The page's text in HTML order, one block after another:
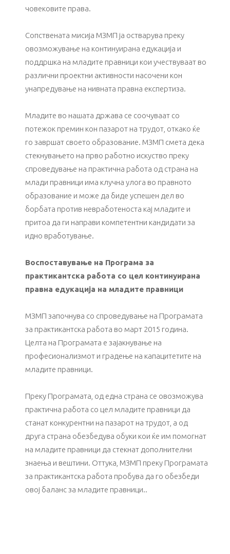
човековите права.
Сопствената мисија МЗМП ја остварува преку
овозможување на континуирана едукација и
поддршка на младите правници кои учествуваат во
различни проектни активности насочени кон
унапредување на нивната правна експертиза.
Младите во нашата држава се соочуваат со
потежок премин кон пазарот на трудот, откако ќе
го завршат своето образование. МЗМП смета дека
стекнувањето на прво работно искуство преку
спроведување на практична работа од страна на
млади правници има клучна улога во правното
образование и може да биде успешен дел во
борбата против невработеноста кај младите и
притоа да ги направи компетентни кандидати за
идно вработување.
Воспоставување на Програма за
практикантска работа со цел континуирана
правна едукација на младите правници
МЗМП започнува со спроведување на Програмата
за практикантска работа во март 2015 година.
Целта на Програмата е зајакнување на
професионализмот и градење на капацитетите на
младите правници.
Преку Програмата, од една страна се овозможува
практична работа со цел младите правници да
станат конкурентни на пазарот на трудот, а од
друга страна обезбедува обуки кои ќе им помогнат
на младите правници да стекнат дополнителни
знаења и вештини. Оттука, МЗМП преку Програмата
за практикантска работа пробува да го обезбеди
овој баланс за младите правници..